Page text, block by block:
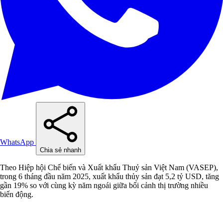
WhatsApp
Chia sẻ nhanh
Theo Hiệp hội Chế biến và Xuất khẩu Thuỷ sản Việt Nam (VASEP),
trong 6 tháng đầu năm 2025, xuất khẩu thủy sản đạt 5,2 tỷ USD, tăng
gần 19% so với cùng kỳ năm ngoái giữa bối cảnh thị trường nhiều
biến động.